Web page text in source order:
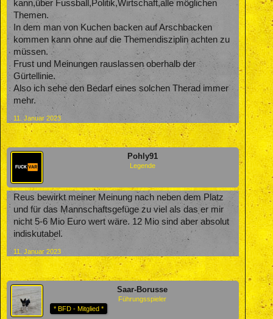
kann,über Fussball,Politik,Wirtschaft,alle möglichen
Themen.
In dem man von Kuchen backen auf Arschbacken
kommen kann ohne auf die Themendisziplin achten zu
müssen.
Frust und Meinungen rauslassen oberhalb der
Gürtellinie.
Also ich sehe den Bedarf eines solchen Therad immer
mehr.
11. Januar 2023
Pohly91
Legende
Reus bewirkt meiner Meinung nach neben dem Platz
und für das Mannschaftsgefüge zu viel als das er mir
nicht 5-6 Mio Euro wert wäre. 12 Mio sind aber absolut
indiskutabel.
11. Januar 2023
Saar-Borusse
Führungsspieler
* BFD - Mitglied *